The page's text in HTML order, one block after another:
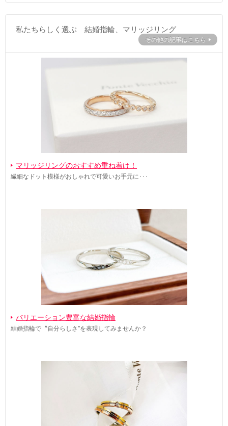
私たちらしく選ぶ 結婚指輪、マリッジリング
その他の記事はこちら
マリッジリングのおすすめ重ね着け！
繊細なドット模様がおしゃれで可愛いお手元に･･･
バリエーション豊富な結婚指輪
結婚指輪で〝自分らしさ″を表現してみませんか？